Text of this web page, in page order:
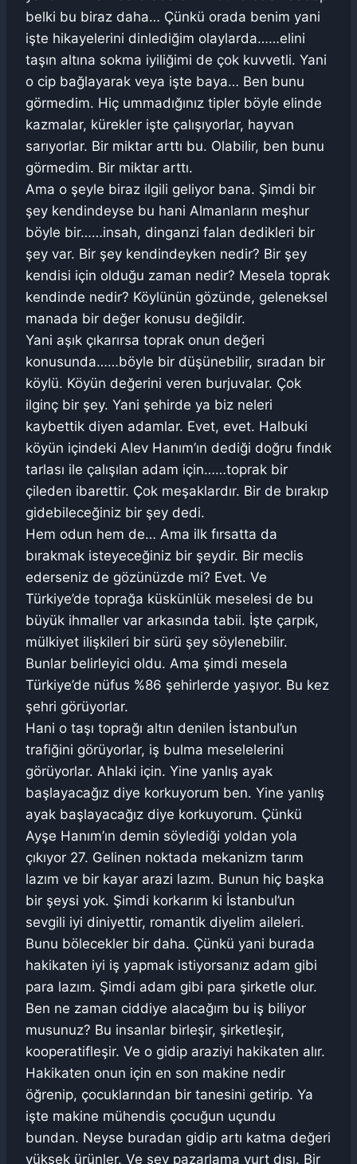
belki bu biraz daha… Çünkü orada benim yani
işte hikayelerini dinlediğim olaylarda……elini
taşın altına sokma iyiliğimi de çok kuvvetli. Yani
o cip bağlayarak veya işte baya… Ben bunu
görmedim. Hiç ummadığınız tipler böyle elinde
kazmalar, kürekler işte çalışıyorlar, hayvan
sarıyorlar. Bir miktar arttı bu. Olabilir, ben bunu
görmedim. Bir miktar arttı.
Ama o şeyle biraz ilgili geliyor bana. Şimdi bir
şey kendindeyse bu hani Almanların meşhur
böyle bir……insah, dinganzi falan dedikleri bir
şey var. Bir şey kendindeyken nedir? Bir şey
kendisi için olduğu zaman nedir? Mesela toprak
kendinde nedir? Köylünün gözünde, geleneksel
manada bir değer konusu değildir.
Yani aşık çıkarırsa toprak onun değeri
konusunda……böyle bir düşünebilir, sıradan bir
köylü. Köyün değerini veren burjuvalar. Çok
ilginç bir şey. Yani şehirde ya biz neleri
kaybettik diyen adamlar. Evet, evet. Halbuki
köyün içindeki Alev Hanım’ın dediği doğru fındık
tarlası ile çalışılan adam için……toprak bir
çileden ibarettir. Çok meşaklardır. Bir de bırakıp
gidebileceğiniz bir şey dedi.
Hem odun hem de… Ama ilk fırsatta da
bırakmak isteyeceğiniz bir şeydir. Bir meclis
ederseniz de gözünüzde mi? Evet. Ve
Türkiye’de toprağa küskünlük meselesi de bu
büyük ihmaller var arkasında tabii. İşte çarpık,
mülkiyet ilişkileri bir sürü şey söylenebilir.
Bunlar belirleyici oldu. Ama şimdi mesela
Türkiye’de nüfus %86 şehirlerde yaşıyor. Bu kez
şehri görüyorlar.
Hani o taşı toprağı altın denilen İstanbul’un
trafiğini görüyorlar, iş bulma meselelerini
görüyorlar. Ahlaki için. Yine yanlış ayak
başlayacağız diye korkuyorum ben. Yine yanlış
ayak başlayacağız diye korkuyorum. Çünkü
Ayşe Hanım’ın demin söylediği yoldan yola
çıkıyor 27. Gelinen noktada mekanizm tarım
lazım ve bir kayar arazi lazım. Bunun hiç başka
bir şeysi yok. Şimdi korkarım ki İstanbul’un
sevgili iyi diniyettir, romantik diyelim aileleri.
Bunu bölecekler bir daha. Çünkü yani burada
hakikaten iyi iş yapmak istiyorsanız adam gibi
para lazım. Şimdi adam gibi para şirketle olur.
Ben ne zaman ciddiye alacağım bu iş biliyor
musunuz? Bu insanlar birleşir, şirketleşir,
kooperatifleşir. Ve o gidip araziyi hakikaten alır.
Hakikaten onun için en son makine nedir
öğrenip, çocuklarından bir tanesini getirip. Ya
işte makine mühendis çocuğun uçundu
bundan. Neyse buradan gidip artı katma değeri
yüksek ürünler. Ve şey pazarlama yurt dışı. Bir